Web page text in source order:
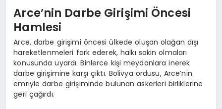
Arce’nin Darbe Girişimi Öncesi
Hamlesi
Arce, darbe girişimi öncesi ülkede oluşan olağan dışı
hareketlenmeleri fark ederek, halkı sakin olmaları
konusunda uyardı. Binlerce kişi meydanlara inerek
darbe girişimine karşı çıktı. Bolivya ordusu, Arce’nin
emriyle darbe girişiminde bulunan askerleri birliklerine
geri çağırdı.